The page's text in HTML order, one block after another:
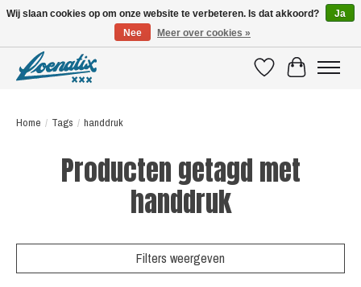
VerlanglijstWinkelwagen
Home / Tags / handdruk
Producten getagd met
handdruk
Filters weergeven
Wij slaan cookies op om onze website te verbeteren. Is dat akkoord?
Ja
Nee
Meer over cookies »